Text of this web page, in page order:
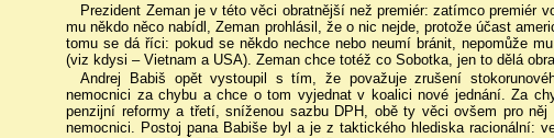
Prezident Zeman je v této věci obratnější než premiér: zatímco premiér
mu někdo něco nabídl, Zeman prohlásil, že o nic nejde, protože účast
tomu se dá říci: pokud se někdo nechce nebo neumí bránit, nepomůže
(viz kdysi – Vietnam a USA). Zeman chce totéž co Sobotka, jen to dělá
Andrej Babiš opět vystoupil s tím, že považuje zrušení
nemocnici za chybu a chce o tom vyjednat v koalici nové jednání. Za
penzijní reformy a třetí, sníženou sazbu DPH, obě ty věci ovšem pro
nemocnici. Postoj pana Babiše byl a je z taktického hlediska racionální: